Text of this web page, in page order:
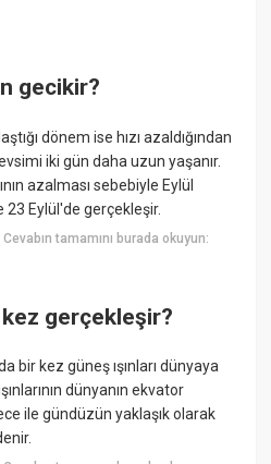
gecikir?
dönem ise hızı azaldığından
iki gün daha uzun yaşanır.
azalması sebebiyle Eylül
Eylül'de gerçekleşir.
Cevabın tamamını burada okuyun:
kez gerçekleşir?
bir kez güneş ışınları dünyaya
dünyanın ekvator
ile gündüzün yaklaşık olarak